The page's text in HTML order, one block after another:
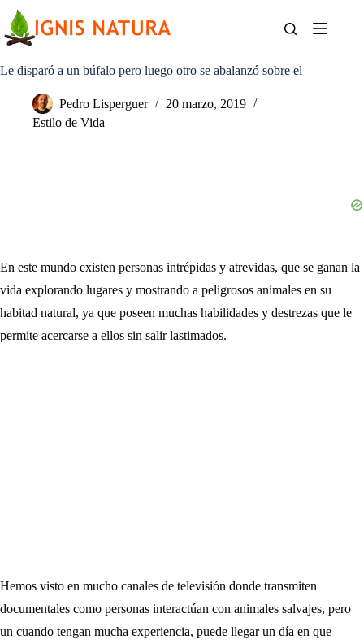
contenido
Le disparó a un búfalo pero luego otro se abalanzó sobre el
Pedro Lisperguer
20 marzo, 2019
Estilo de Vida
En este mundo existen personas intrépidas y atrevidas, que se ganan la
vida explorando lugares y mostrando a peligrosos animales en su
habitad natural, ya que poseen muchas habilidades y destrezas que le
permite acercarse a ellos sin salir lastimados.
Hemos visto en mucho canales de televisión donde transmiten
documentales como personas interactúan con animales salvajes, pero
un cuando tengan mucha experiencia, puede llegar un día en que